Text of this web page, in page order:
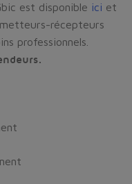
est disponible ici et
récepteurs
professionnels.